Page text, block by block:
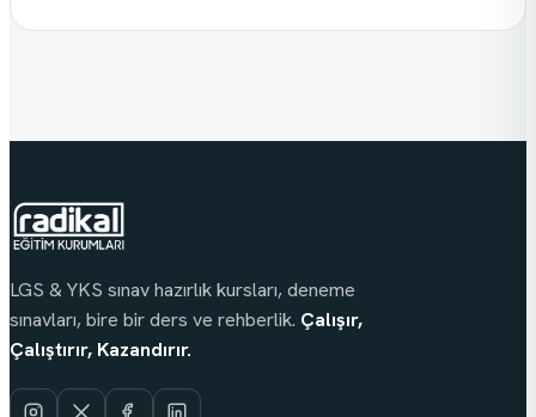
LGS & YKS sınav hazırlık kursları, deneme
sınavları, bire bir ders ve rehberlik. Çalışır,
Çalıştırır, Kazandırır.